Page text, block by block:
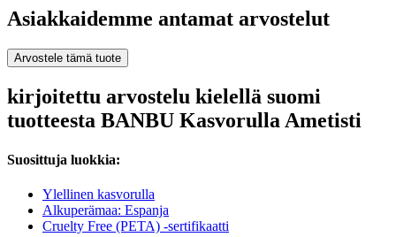
Asiakkaidemme antamat arvostelut
Arvostele tämä tuote
kirjoitettu arvostelu kielellä suomi
tuotteesta BANBU Kasvorulla Ametisti
Suosittuja luokkia:
Ylellinen kasvorulla
Alkuperämaa: Espanja
Cruelty Free (PETA) -sertifikaatti